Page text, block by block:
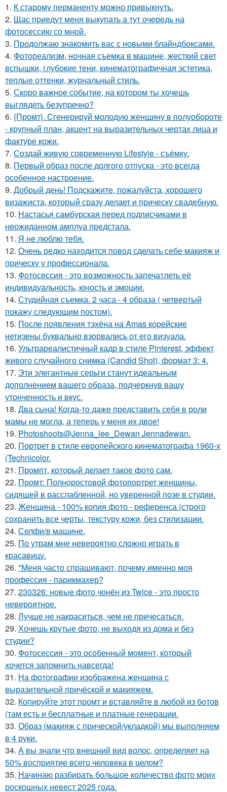
1. К старому перманенту можно привыкнуть.
2. Щас приедут меня выкупать а тут очередь на
фотосессию со мной.
3. Продолжаю знакомить вас с новыми блайндбоксами.
4. Фотореализм, ночная съемка в машине, жесткий свет
вспышки, глубокие тени, кинематографичная эстетика,
теплые оттенки, журнальный стиль.
5. Скоро важное событие, на котором ты хочешь
выглядеть безупречно?
6. {Промт}. Сгенерируй молодую женщину в полуобороте
- крупный план, акцент на выразительных чертах лица и
фактуре кожи.
7. Создай живую современную Lifestyle - съёмку.
8. Первый образ после долгого отпуска - это всегда
особенное настроение.
9. Добрый день! Подскажите, пожалуйста, хорошего
визажиста, который сразу делает и прическу свадебную.
10. Настасья самбурская перед подписчиками в
неожиданном амплуа предстала.
11. Я не люблю тебя.
12. Очень редко находится повод сделать себе макияж и
прическу у профессионала.
13. Фотосессия - это возможность запечатлеть её
индивидуальность, юность и эмоции.
14. Студийная съемка. 2 часа - 4 образа ( четвертый
покажу следующим постом).
15. После появления тэхёна на Amas корейские
нетизены буквально взорвались от его визуала.
16. Ультрареалистичный кадр в стиле Pinterest, эффект
живого случайного снимка (Candid Shot), формат 3: 4.
17. Эти элегантные серьги станут идеальным
дополнением вашего образа, подчеркнув вашу
утонченность и вкус.
18. Два сына! Когда-то даже представить себя в роли
мамы не могла, а теперь у меня их двое!
19. Photoshoots@Jenna_lee_Dewan Jennadewan.
20. Портрет в стиле европейского кинематографа 1960-х
(Technicolor.
21. Промпт, который делает такое фото сам.
22. Промт: Полноростовой фотопортрет женщины,
сидящей в расслабленной, но уверенной позе в студии.
23. Женщина - 100% копия фото - референса (строго
сохранить все черты, текстуру кожи, без стилизации.
24. Селфи/в машине.
25. По утрам мне невероятно сложно играть в
красавицу.
26. "Меня часто спрашивают, почему именно моя
профессия - парикмахер?
27. 230326: новые фото чонён из Twice - это просто
невероятное.
28. Лучше не накраситься, чем не причесаться.
29. Хочешь крутые фото, не выходя из дома и без
студии?
30. Фотосессия - это особенный момент, который
хочется запомнить навсегда!
31. На фотографии изображена женщина с
выразительной причёской и макияжем.
32. Копируйте этот промт и вставляйте в любой из ботов
(там есть и бесплатные и платные генерации.
33. Образ (макияж с прической/укладкой) мы выполняем
в 4 руки.
34. А вы знали что внешний вид волос, определяет на
50% восприятие всего человека в целом?
35. Начинаю разбирать большое количество фото моих
роскошных невест 2025 года.